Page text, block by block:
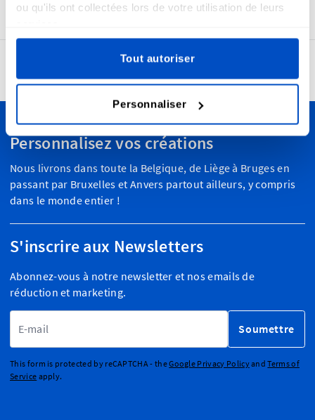
ou qu'ils ont collectées lors de votre utilisation de leurs
Tout autoriser
Personnaliser
Personnalisez vos créations
Nous livrons dans toute la Belgique, de Liège à Bruges en
passant par Bruxelles et Anvers partout ailleurs, y compris
dans le monde entier !
S'inscrire aux Newsletters
Abonnez-vous à notre newsletter et nos emails de
réduction et marketing.
Soumettre
This form is protected by reCAPTCHA - theGoogle Privacy PolicyandTerms of
Service apply.